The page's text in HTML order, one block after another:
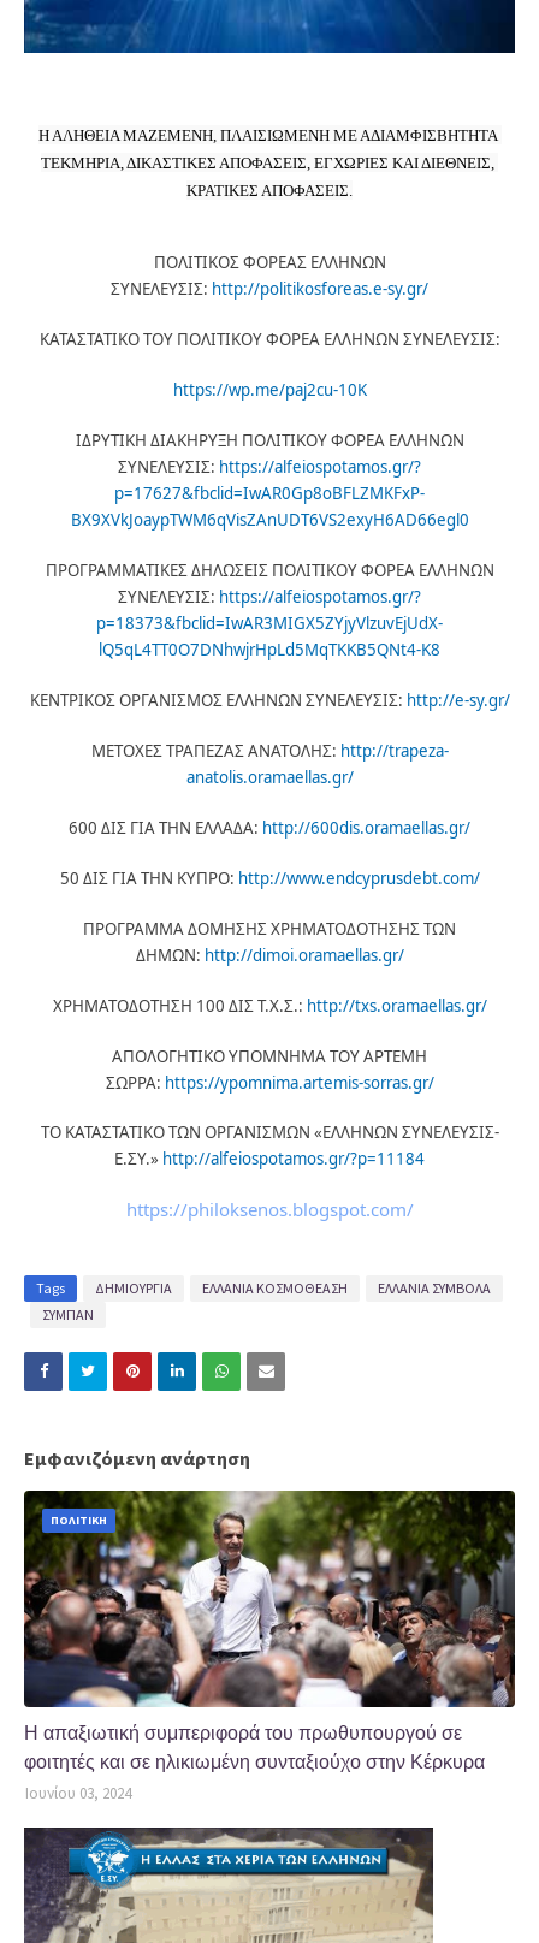
Η ΑΛΗΘΕΙΑ ΜΑΖΕΜΕΝΗ, ΠΛΑΙΣΙΩΜΕΝΗ ΜΕ ΑΔΙΑΜΦΙΣΒΗΤΗΤΑ
ΤΕΚΜΗΡΙΑ, ΔΙΚΑΣΤΙΚΕΣ ΑΠΟΦΑΣΕΙΣ, ΕΓΧΩΡΙΕΣ ΚΑΙ ΔΙΕΘΝΕΙΣ,
ΚΡΑΤΙΚΕΣ ΑΠΟΦΑΣΕΙΣ.
ΠΟΛΙΤΙΚΟΣ ΦΟΡΕΑΣ ΕΛΛΗΝΩΝ
ΣΥΝΕΛΕΥΣΙΣ: http://politikosforeas.e-sy.gr/
ΚΑΤΑΣΤΑΤΙΚΟ ΤΟΥ ΠΟΛΙΤΙΚΟΥ ΦΟΡΕΑ ΕΛΛΗΝΩΝ ΣΥΝΕΛΕΥΣΙΣ:
https://wp.me/paj2cu-10K
ΙΔΡΥΤΙΚΗ ΔΙΑΚΗΡΥΞΗ ΠΟΛΙΤΙΚΟΥ ΦΟΡΕΑ ΕΛΛΗΝΩΝ
ΣΥΝΕΛΕΥΣΙΣ: https://alfeiospotamos.gr/?
p=17627&fbclid=IwAR0Gp8oBFLZMKFxP-
BX9XVkJoaypTWM6qVisZAnUDT6VS2exyH6AD66egl0
ΠΡΟΓΡΑΜΜΑΤΙΚΕΣ ΔΗΛΩΣΕΙΣ ΠΟΛΙΤΙΚΟΥ ΦΟΡΕΑ ΕΛΛΗΝΩΝ
ΣΥΝΕΛΕΥΣΙΣ: https://alfeiospotamos.gr/?
p=18373&fbclid=IwAR3MIGX5ZYjyVlzuvEjUdX-
lQ5qL4TT0O7DNhwjrHpLd5MqTKKB5QNt4-K8
ΚΕΝΤΡΙΚΟΣ ΟΡΓΑΝΙΣΜΟΣ ΕΛΛΗΝΩΝ ΣΥΝΕΛΕΥΣΙΣ: http://e-sy.gr/
ΜΕΤΟΧΕΣ ΤΡΑΠΕΖΑΣ ΑΝΑΤΟΛΗΣ: http://trapeza-
anatolis.oramaellas.gr/
600 ΔΙΣ ΓΙΑ ΤΗΝ ΕΛΛΑΔΑ: http://600dis.oramaellas.gr/
50 ΔΙΣ ΓΙΑ ΤΗΝ ΚΥΠΡΟ: http://www.endcyprusdebt.com/
ΠΡΟΓΡΑΜΜΑ ΔΟΜΗΣΗΣ ΧΡΗΜΑΤΟΔΟΤΗΣΗΣ ΤΩΝ
ΔΗΜΩΝ: http://dimoi.oramaellas.gr/
ΧΡΗΜΑΤΟΔΟΤΗΣΗ 100 ΔΙΣ Τ.Χ.Σ.: http://txs.oramaellas.gr/
ΑΠΟΛΟΓΗΤΙΚΟ ΥΠΟΜΝΗΜΑ ΤΟΥ ΑΡΤΕΜΗ
ΣΩΡΡΑ: https://ypomnima.artemis-sorras.gr/
ΤΟ ΚΑΤΑΣΤΑΤΙΚΟ ΤΩΝ ΟΡΓΑΝΙΣΜΩΝ «ΕΛΛΗΝΩΝ ΣΥΝΕΛΕΥΣΙΣ-
Ε.ΣΥ.» http://alfeiospotamos.gr/?p=11184
https://philoksenos.blogspot.com/
Tags ΔΗΜΙΟΥΡΓΙΑ ΕΛΛΑΝΙΑ ΚΟΣΜΟΘΕΑΣΗ
ΕΛΛΑΝΙΑ ΣΥΜΒΟΛΑ
ΣΥΜΠΑΝ
Εμφανιζόμενη ανάρτηση
ΠΟΛΙΤΙΚΗ
Η απαξιωτική συμπεριφορά του πρωθυπουργού σε
φοιτητές και σε ηλικιωμένη συνταξιούχο στην Κέρκυρα
Ιουνίου 03, 2024